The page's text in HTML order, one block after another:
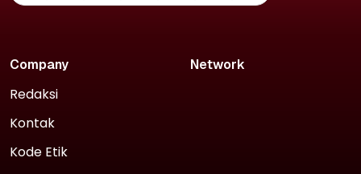
Company
Redaksi
Kontak
Kode Etik
Network